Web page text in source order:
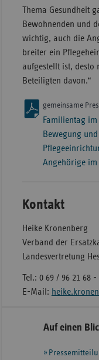
Thema Gesundheit
Bewohnenden und
wichtig, auch die
breiter ein
aufgestellt ist,
Beteiligten davon.“
gemeinsame
Familientag
Bewegung
Angehörige im
Kontakt
Heike Kronenberg
Verband der
Landesvertretung
Tel.: 0 69 / 96 21 68 -
E-Mail:
Seitennavigation
Seitenleiste
weiteren
Auf einen